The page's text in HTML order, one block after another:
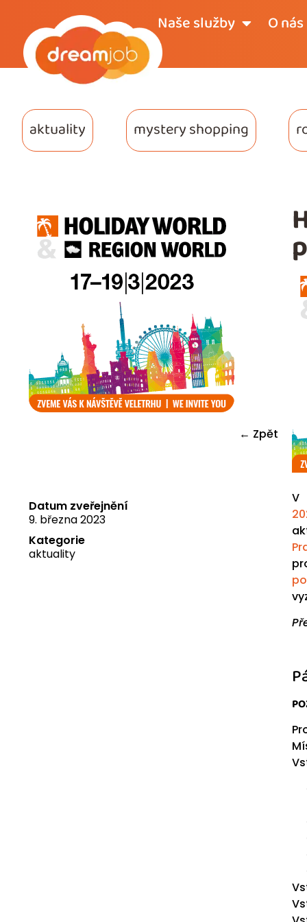
Naše služby O nás
aktuality mystery shopping
← Zpět
Datum zveřejnění
9. března 2023
Kategorie
aktuality
V